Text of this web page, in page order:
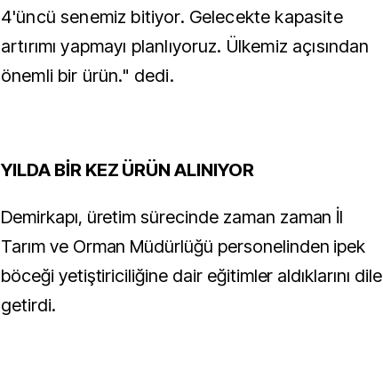
4'üncü senemiz bitiyor. Gelecekte kapasite
artırımı yapmayı planlıyoruz. Ülkemiz açısından
önemli bir ürün." dedi.
YILDA BİR KEZ ÜRÜN ALINIYOR
Demirkapı, üretim sürecinde zaman zaman İl
Tarım ve Orman Müdürlüğü personelinden ipek
böceği yetiştiriciliğine dair eğitimler aldıklarını dile
getirdi.